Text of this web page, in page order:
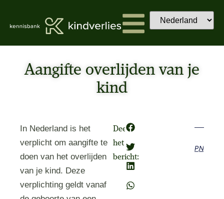
Aangifte overlijden van je
kind
In Nederland is het
verplicht om aangifte te
doen van het overlijden
van je kind. Deze
verplichting geldt vanaf
Deel
het
bericht:
Previous